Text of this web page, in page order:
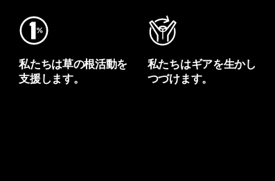
私たちは草の根活動を
支援します。
私たちはギアを生かし
つづけます。